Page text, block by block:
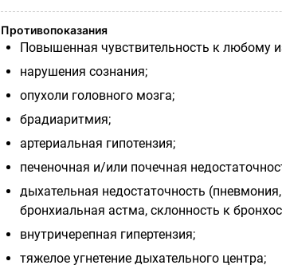
Противопоказания
Повышенная чувствительность к любому
нарушения сознания;
опухоли головного мозга;
брадиаритмия;
артериальная гипотензия;
печеночная и/или почечная
дыхательная недостаточность
бронхиальная астма, склонность к
внутричерепная гипертензия;
тяжелое угнетение дыхательного центра;